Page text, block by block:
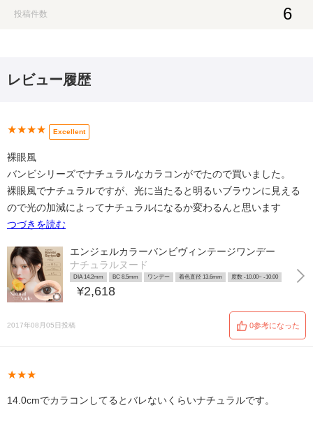
投稿件数 6
レビュー履歴
★★★★ Excellent
裸眼風
バンビシリーズでナチュラルなカラコンがでたので買いました。
裸眼風でナチュラルですが、光に当たると明るいブラウンに見える
ので光の加減によってナチュラルになるか変わるんと思います
つづきを読む
エンジェルカラーバンビヴィンテージワンデー
ナチュラルヌード
DIA 14.2mm BC 8.5mm ワンデー 着色直径 13.6mm 度数 -10.00~ -10.00
¥2,618
2017年08月05日投稿 0参考になった
★★★
14.0cmでカラコンしてるとバレないくらいナチュラルです。